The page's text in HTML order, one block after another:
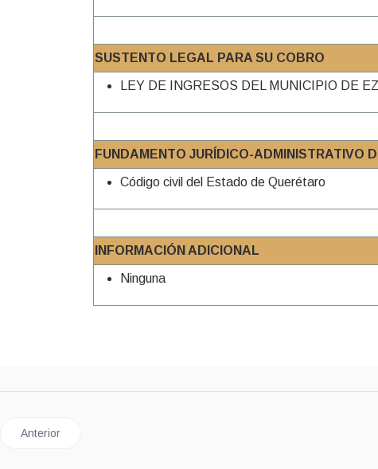
SUSTENTO LEGAL PARA SU COBRO
LEY DE INGRESOS DEL MUNICIPIO DE
FUNDAMENTO JURÍDICO-ADMINISTRATIVO
Código civil del Estado de Querétaro
INFORMACIÓN ADICIONAL
Ninguna
Artículo anterior: REGISTRO DE DEFUNCIÓN
Anterior